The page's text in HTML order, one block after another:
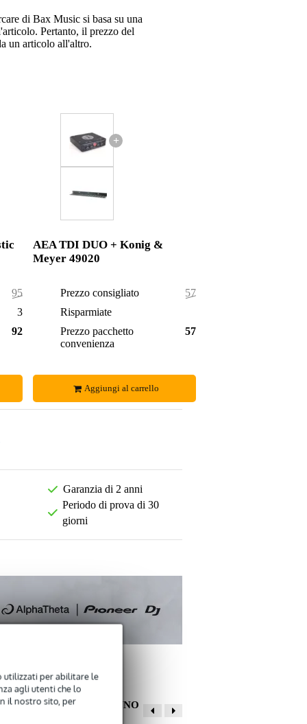
utilizzati per abilitare le
agli utenti che lo
il nostro sito, per
di Bax Music si basa su una
Pertanto, il prezzo del
un articolo all'altro.
954,00 €
32,00 €
922,00 €
+
AEA TDI DUO + Konig &
Meyer 49020
Prezzo consigliato
574,00 €
Risparmiate
Prezzo pacchetto
convenienza
572,00 €
Aggiungi al carrello
Garanzia di 2 anni
Periodo di prova di 30
giorni
ALTRI CLIENTI HANNO